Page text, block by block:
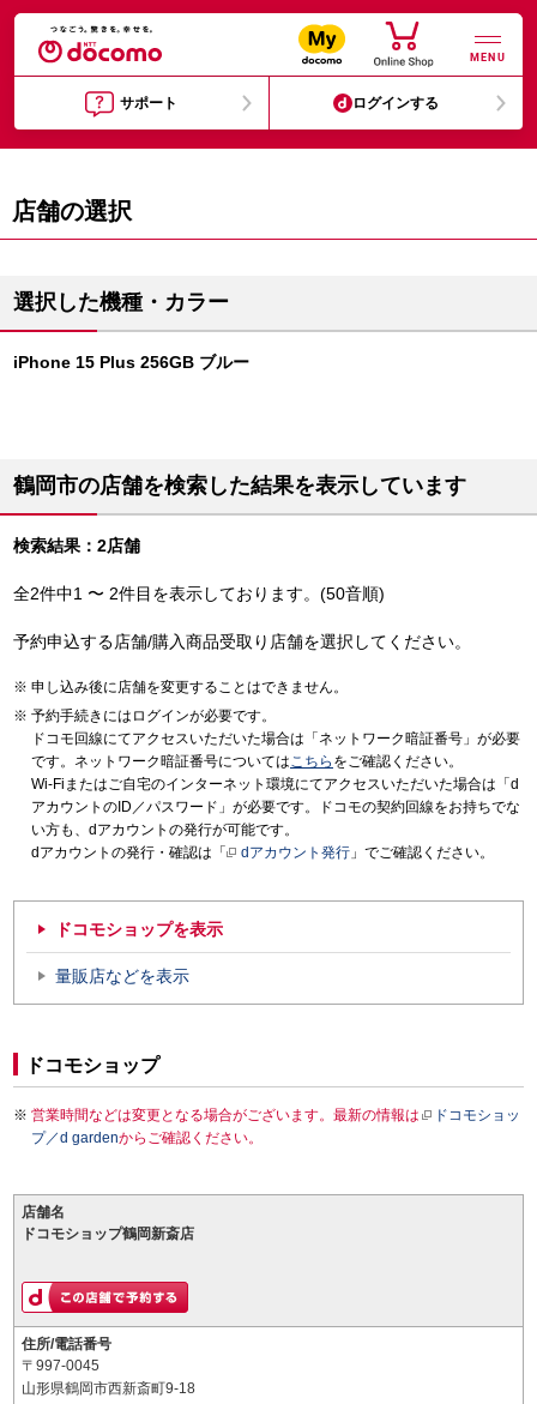
MENU
サポート ログインする
店舗の選択
選択した機種・カラー
iPhone 15 Plus 256GB ブルー
鶴岡市の店舗を検索した結果を表示しています
検索結果：2店舗
全2件中1 〜 2件目を表示しております。(50音順)
予約申込する店舗/購入商品受取り店舗を選択してください。
申し込み後に店舗を変更することはできません。
予約手続きにはログインが必要です。
ドコモ回線にてアクセスいただいた場合は「ネットワーク暗証番号」が必要
です。ネットワーク暗証番号についてはこちら をご確認ください。
Wi-Fiまたはご自宅のインターネット環境にてアクセスいただいた場合は「d
アカウントのID／パスワード」が必要です。ドコモの契約回線をお持ちでな
い方も、dアカウントの発行が可能です。
dアカウントの発行・確認は「
dアカウント発行 」でご確認ください。
ドコモショップを表示
量販店などを表示
ドコモショップ
営業時間などは変更となる場合がございます。最新の情報は
ドコモショッ
プ／d gardenからご確認ください。
店舗名
ドコモショップ鶴岡新斎店
住所/電話番号
〒997-0045
山形県鶴岡市西新斎町9-18